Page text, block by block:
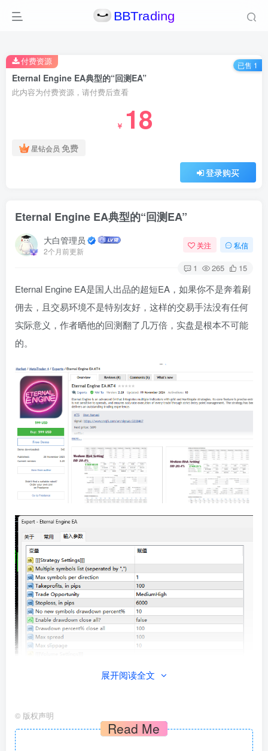
Eternal Engine EA典型的“回测EA”
此内容为付费资源，请付费后查看
￥ 18
星钻会员 免费
登录购买
付费资源 已售 1
Eternal Engine EA典型的“回测EA”
大白管理员
2个月前更新
关注 私信
1 265 15
Eternal Engine EA是国人出品的超短EA，如果你不是奔着刷
佣去，且交易环境不是特别友好，这样的交易手法没有任何
实际意义，作者晒他的回测翻了几万倍，实盘是根本不可能
的。
展开阅读全文
© 版权声明
Read Me